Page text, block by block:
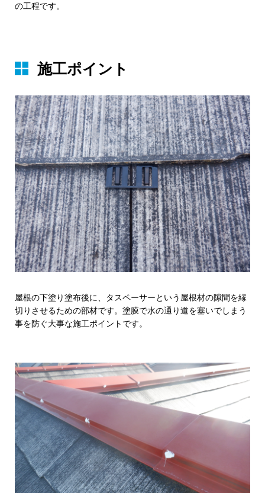
の工程です。
施⼯ポイント
屋根の下塗り塗布後に、タスペーサーという屋根材の隙間を縁
切りさせるための部材です。塗膜で水の通り道を塞いでしまう
事を防ぐ大事な施工ポイントです。